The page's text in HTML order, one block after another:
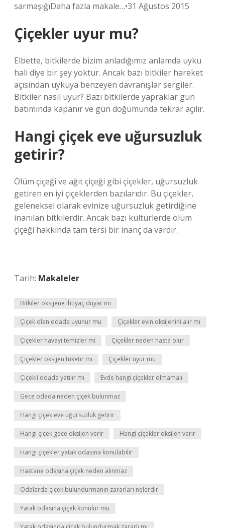
sarmaşığıDaha fazla makale…•31 Ağustos 2015
Çiçekler uyur mu?
Elbette, bitkilerde bizim anladığımız anlamda uyku
hali diye bir şey yoktur. Ancak bazı bitkiler hareket
açısından uykuya benzeyen davranışlar sergiler.
Bitkiler nasıl uyur? Bazı bitkilerde yapraklar gün
batımında kapanır ve gün doğumunda tekrar açılır.
Hangi çiçek eve uğursuzluk
getirir?
Ölüm çiçeği ve ağıt çiçeği gibi çiçekler, uğursuzluk
getiren en iyi çiçeklerden bazılarıdır. Bu çiçekler,
geleneksel olarak evinize uğursuzluk getirdiğine
inanılan bitkilerdir. Ancak bazı kültürlerde ölüm
çiçeği hakkında tam tersi bir inanç da vardır.
Tarih: Makaleler
Bitkiler oksijene ihtiyaç duyar mı
Çiçek olan odada uyunur mu Çiçekler evin oksijenini alır mı
Çiçekler havayı temizler mi Çiçekler neden hasta olur
Çiçekler oksijen tüketir mi Çiçekler uyur mu
Çiçekli odada yatılır mı Evde hangi çiçekler olmamalı
Gece odada neden çiçek bulunmaz
Hangi çiçek eve uğursuzluk getirir
Hangi çiçek gece oksijen verir Hangi çiçekler oksijen verir
Hangi çiçekler yatak odasına konulabilir
Hastane odasına çiçek neden alınmaz
Odalarda çiçek bulundurmanın zararları nelerdir
Yatak odasına çiçek konulur mu